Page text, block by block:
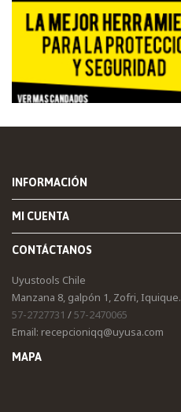
INFORMACIÓN
MI CUENTA
CONTÁCTANOS
Uyustools Chile
Manzana 8, galpón 1, Zofri, Iquique.
57-2727731 /57-2470065
Email: recepcioniqq@uyusa.com
MAPA